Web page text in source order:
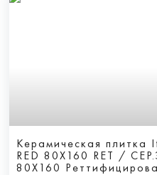
Керамическая плитка
RED 80X160 RET /
80X160